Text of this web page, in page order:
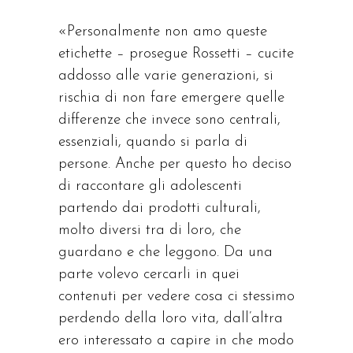
«Personalmente non amo queste
etichette – prosegue Rossetti – cucite
addosso alle varie generazioni, si
rischia di non fare emergere quelle
differenze che invece sono centrali,
essenziali, quando si parla di
persone. Anche per questo ho deciso
di raccontare gli adolescenti
partendo dai prodotti culturali,
molto diversi tra di loro, che
guardano e che leggono. Da una
parte volevo cercarli in quei
contenuti per vedere cosa ci stessimo
perdendo della loro vita, dall’altra
ero interessato a capire in che modo